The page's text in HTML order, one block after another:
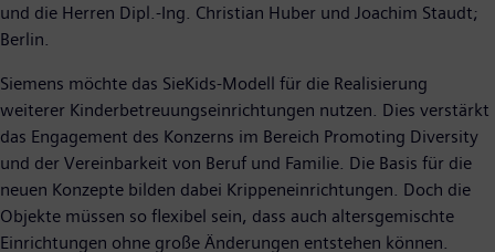
und die Herren Dipl.-Ing. Christian Huber und Joachim Staudt;
Berlin.
Siemens möchte das SieKids-Modell für die Realisierung
weiterer Kinderbetreuungseinrichtungen nutzen. Dies verstärkt
das Engagement des Konzerns im Bereich Promoting Diversity
und der Vereinbarkeit von Beruf und Familie. Die Basis für die
neuen Konzepte bilden dabei Krippeneinrichtungen. Doch die
Objekte müssen so flexibel sein, dass auch altersgemischte
Einrichtungen ohne große Änderungen entstehen können.